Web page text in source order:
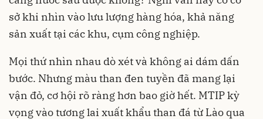
sở khi nhìn vào lưu lượng hàng hóa, khả năng
sản xuất tại các khu, cụm công nghiệp.
Mọi thứ nhìn nhau dò xét và không ai dám dấn
bước. Nhưng màu than đen tuyền đã mang lại
vận đỏ, cơ hội rõ ràng hơn bao giờ hết. MTIP kỳ
vọng vào tương lai xuất khẩu than đá từ Lào qua